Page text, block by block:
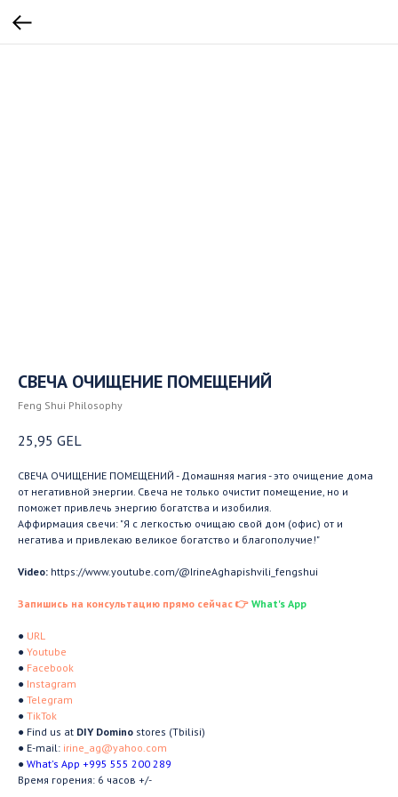
СВЕЧА ОЧИЩЕНИЕ ПОМЕЩЕНИЙ
Feng Shui Philosophy
25,95 GEL
СВЕЧА ОЧИЩЕНИЕ ПОМЕЩЕНИЙ - Домашняя магия - это очищение дома
от негативной энергии. Свеча не только очистит помещение, но и
поможет привлечь энергию богатства и изобилия.
Аффирмация свечи: "Я с легкостью очищаю свой дом (офис) от и
негатива и привлекаю великое богатство и благополучие!"
Video: https://www.youtube.com/@IrineAghapishvili_fengshui
Запишись на консультацию прямо сейчас 👉 What's App
● URL
● Youtube
● Facebook
● Instagram
● Telegram
● TikTok
● Find us at DIY Domino stores (Tbilisi)
● E-mail: irine_ag@yahoo.com
● What's App +995 555 200 289
Время горения: 6 часов +/-